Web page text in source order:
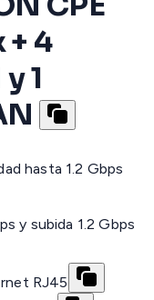
+ 4
1
hasta 1.2 Gbps
y subida 1.2 Gbps
RJ45